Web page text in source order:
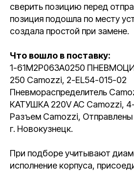
сверить позицию перед
позиция подошла по месту
создала простой при замене.
Что вошло в поставку:
1-61M2P063A0250
250 Camozzi, 2-EL54-015-02
Пневмораспределитель
КАТУШКА 220V AC Camozzi,
Разъем Camozzi, Отправлены
г. Новокузнецк.
При подборе учитывают
исполнение корпуса,